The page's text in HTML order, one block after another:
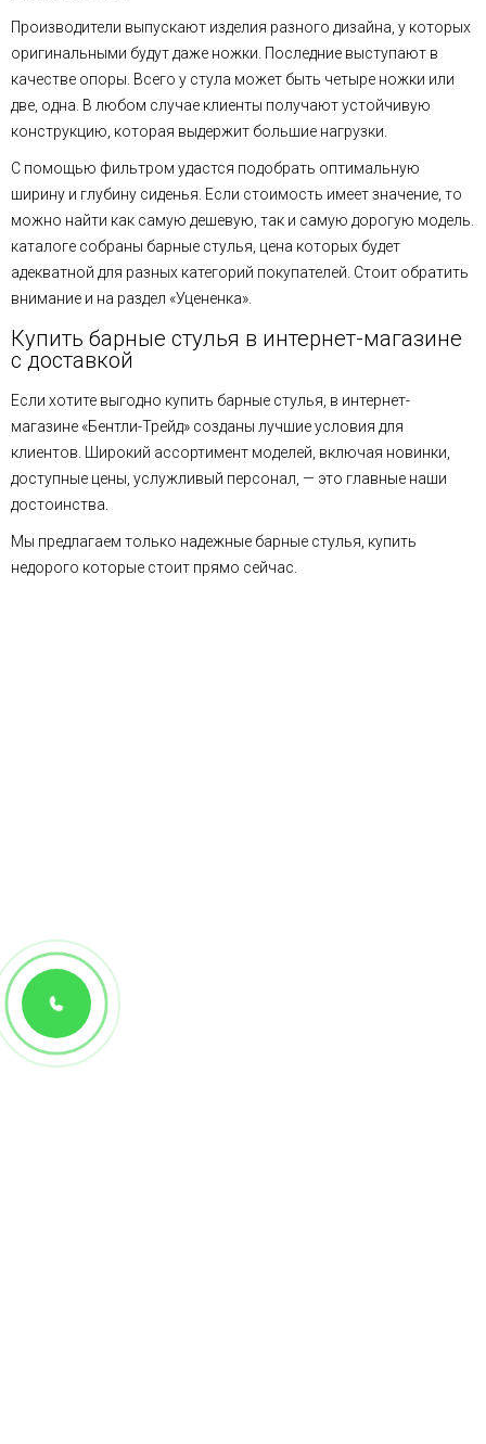
Производители выпускают изделия разного дизайна, у которых
оригинальными будут даже ножки. Последние выступают в
качестве опоры. Всего у стула может быть четыре ножки или
две, одна. В любом случае клиенты получают устойчивую
конструкцию, которая выдержит большие нагрузки.
С помощью фильтром удастся подобрать оптимальную
ширину и глубину сиденья. Если стоимость имеет значение, то
можно найти как самую дешевую, так и самую дорогую модель.
каталоге собраны барные стулья, цена которых будет
адекватной для разных категорий покупателей. Стоит обратить
внимание и на раздел «Уцененка».
Купить барные стулья в интернет-магазине
с доставкой
Если хотите выгодно купить барные стулья, в интернет-
магазине «Бентли-Трейд» созданы лучшие условия для
клиентов. Широкий ассортимент моделей, включая новинки,
доступные цены, услужливый персонал, — это главные наши
достоинства.
Мы предлагаем только надежные барные стулья, купить
недорого которые стоит прямо сейчас.